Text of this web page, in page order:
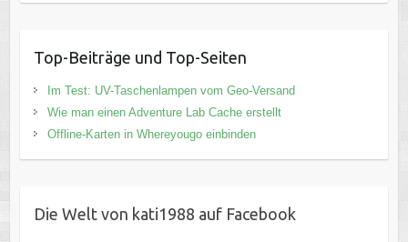
Top-Beiträge und Top-Seiten
Im Test: UV-Taschenlampen vom Geo-Versand
Wie man einen Adventure Lab Cache erstellt
Offline-Karten in Whereyougo einbinden
Die Welt von kati1988 auf Facebook